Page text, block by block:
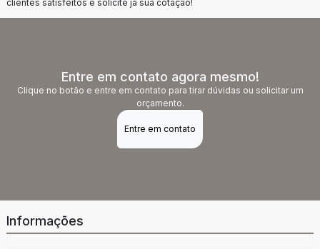
clientes satisfeitos e solicite já sua cotação!
Entre em contato agora mesmo!
Clique no botão e entre em contato para tirar dúvidas ou solicitar um
orçamento.
Entre em contato
Informações